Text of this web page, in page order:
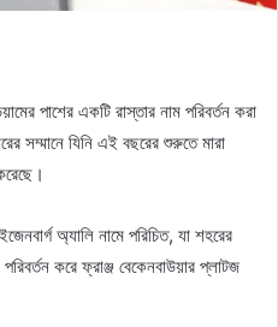
পাশের একটি রাস্তার নাম পরিবর্তন করা
সম্মানে যিনি এই বছরের শুরুতে মারা
অ্যালি নামে পরিচিত, যা শহরের
করে ফ্রাঞ্জ বেকেনবাউয়ার প্লাটজ